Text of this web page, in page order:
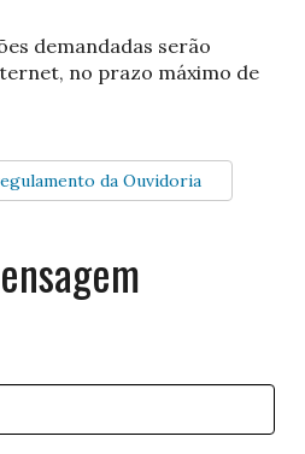
demandadas serão
no prazo máximo de
da Ouvidoria